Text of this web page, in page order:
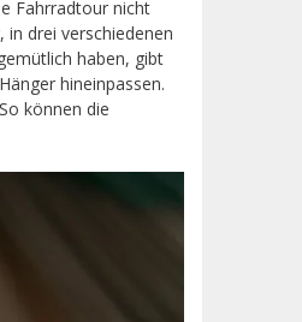
Fahrradtour nicht
in drei verschiedenen
haben, gibt
hineinpassen.
können die